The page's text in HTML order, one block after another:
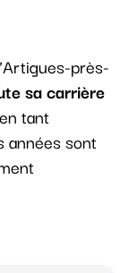
près-
sa carrière
tant
années sont